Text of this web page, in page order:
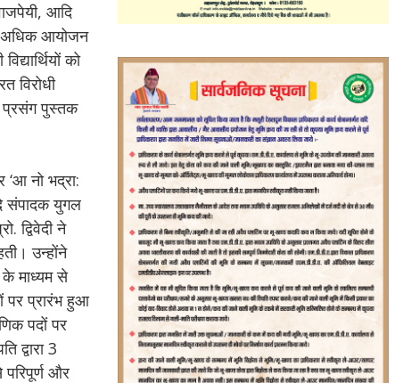
आदि
अधिक आयोजन
को
विरोधी
प्रसंग पुस्तक
नो भद्रा:
संपादक युगल
द्विवेदी ने
उन्होंने
के माध्यम से
पर प्रारंभ हुआ
पदों पर
द्वारा 3
और